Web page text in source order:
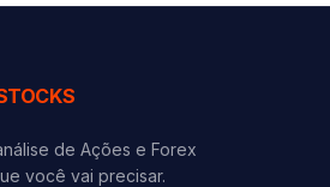
de Ações e Forex
você vai precisar.